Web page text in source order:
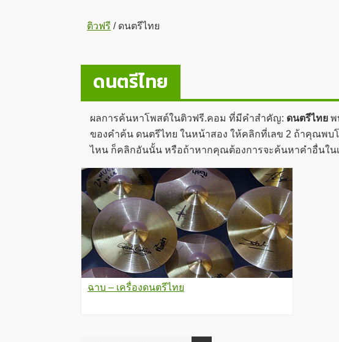
ติวฟรี /ดนตรีไทย
ดนตรีไทย
ผลการค้นหาโพสต์ในติวฟรี.คอม ที่มีคำสำคัญ: ดนตรีไทย พ
ของคำค้น ดนตรีไทย ในหน้าสอง ให้คลิกที่เลข 2 ถ้าคุณพ
ไหน ก็คลิกอันนั้น หรือถ้าหากคุณต้องการจะค้นหาคำอื่นใ
ฉาบ – เครื่องดนตรีไทย